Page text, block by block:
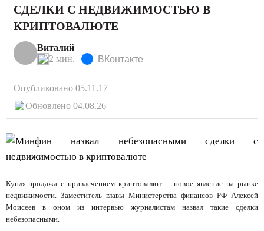
СДЕЛКИ С НЕДВИЖИМОСТЬЮ В
КРИПТОВАЛЮТЕ
Виталий
2 мин.
ВКонтакте
Опубликовано 05.11.17
Обновлено 04.08.26
Купля-продажа с привлечением криптовалют – новое явление на рынке
недвижимости. Заместитель главы Министерства финансов РФ Алексей
Моисеев в оном из интервью журналистам назвал такие сделки
небезопасными.